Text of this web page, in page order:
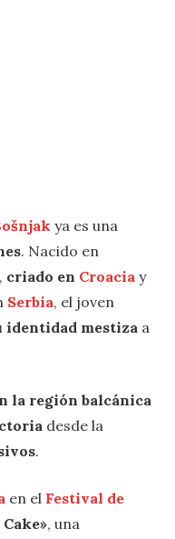
ya es una
. Nacido en
criado en Croacia y
Serbia, el joven
identidad mestiza a
la región balcánica
desde la
.
en el Festival de
, una